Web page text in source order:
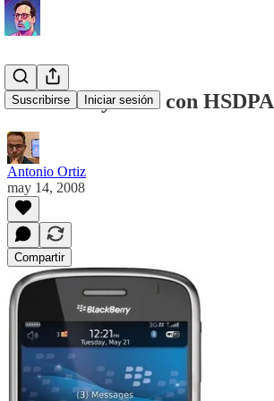
Suscribirse Iniciar sesión
Blackberry Bold con HSDPA
Antonio Ortiz
may 14, 2008
Compartir